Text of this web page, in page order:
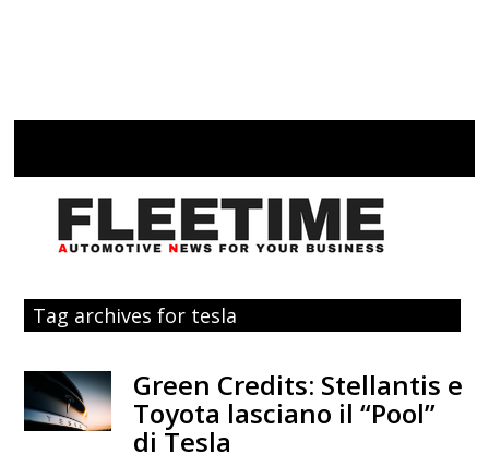
Tag archives for tesla
Green Credits: Stellantis e
Toyota lasciano il “Pool”
di Tesla